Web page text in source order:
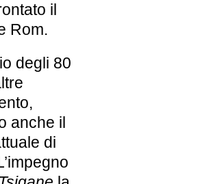
il
Rom.
degli 80
anche il
di